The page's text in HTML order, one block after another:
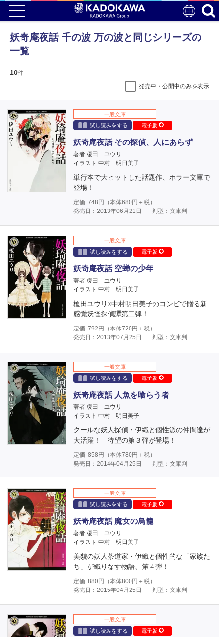
妖奇庵夜話 千の波 万の波と同じシリーズの
一覧
10件
発売中・公開中のみを表示
一般文庫
試し読みをする
電子版
妖奇庵夜話 その探偵、人にあらず
著者 榎田 ユウリ
イラスト 中村 明日美子
単行本で大ヒットした話題作、ホラー文庫で
登場！
定価 748 円（本体680円＋税）
発売日：2013年06月21日
判型：文庫判
一般文庫
試し読みをする
電子版
妖奇庵夜話 空蝉の少年
著者 榎田 ユウリ
イラスト 中村 明日美子
榎田ユウリ×中村明日美子のコンビで贈る新
感覚妖怪探偵譚第二弾！
定価 792 円（本体720円＋税）
発売日：2013年07月25日
判型：文庫判
一般文庫
試し読みをする
電子版
妖奇庵夜話 人魚を喰らう者
著者 榎田 ユウリ
イラスト 中村 明日美子
クールな妖人探偵・伊織と個性派の仲間達が
大活躍！ 待望の第３弾が登場！
定価 858 円（本体780円＋税）
発売日：2014年04月25日
判型：文庫判
一般文庫
試し読みをする
電子版
妖奇庵夜話 魔女の鳥籠
著者 榎田 ユウリ
イラスト 中村 明日美子
美貌の妖人茶道家・伊織と個性的な「家族た
ち」が織りなす物語、第４弾！
定価 880円（本体800円＋税）
発売日：2015年04月25日
判型：文庫判
一般文庫
試し読みをする
電子版